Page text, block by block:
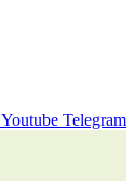
Youtube Telegram